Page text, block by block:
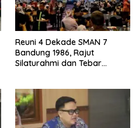
Reuni 4 Dekade SMAN 7
Bandung 1986, Rajut
Silaturahmi dan Tebar